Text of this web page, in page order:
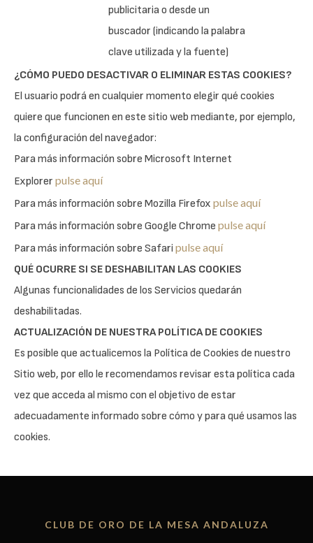
publicitaria o desde un
buscador (indicando la palabra
clave utilizada y la fuente)
¿CÓMO PUEDO DESACTIVAR O ELIMINAR ESTAS COOKIES?
El usuario podrá en cualquier momento elegir qué cookies
quiere que funcionen en este sitio web mediante, por ejemplo,
la configuración del navegador:
Para más información sobre Microsoft Internet
Explorer pulse aquí
Para más información sobre Mozilla Firefox pulse aquí
Para más información sobre Google Chrome pulse aquí
Para más información sobre Safari pulse aquí
QUÉ OCURRE SI SE DESHABILITAN LAS COOKIES
Algunas funcionalidades de los Servicios quedarán
deshabilitadas.
ACTUALIZACIÓN DE NUESTRA POLÍTICA DE COOKIES
Es posible que actualicemos la Política de Cookies de nuestro
Sitio web, por ello le recomendamos revisar esta política cada
vez que acceda al mismo con el objetivo de estar
adecuadamente informado sobre cómo y para qué usamos las
cookies.
CLUB DE ORO DE LA MESA ANDALUZA